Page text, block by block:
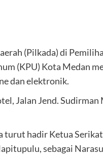
(Pilkada) di
(KPU) Kota Medan
dan elektronik.
Jalan Jend. Sudirman
turut hadir Ketua
sebagai